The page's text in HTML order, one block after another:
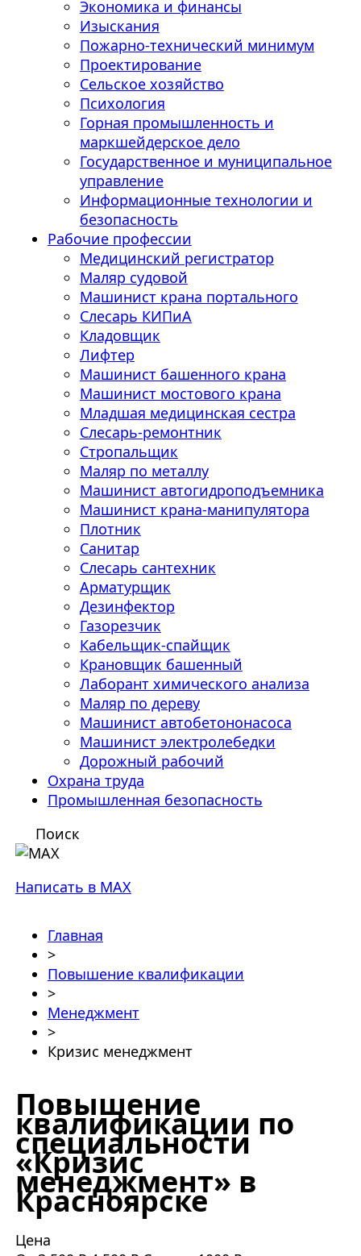
Экономика и финансы
Изыскания
Пожарно-технический минимум
Проектирование
Сельское хозяйство
Психология
Горная промышленность и
маркшейдерское дело
Государственное и муниципальное
управление
Информационные технологии и
безопасность
Рабочие профессии
Медицинский регистратор
Маляр судовой
Машинист крана портального
Слесарь КИПиА
Кладовщик
Лифтер
Машинист башенного крана
Машинист мостового крана
Младшая медицинская сестра
Слесарь-ремонтник
Стропальщик
Маляр по металлу
Машинист автогидроподъемника
Машинист крана-манипулятора
Плотник
Санитар
Слесарь сантехник
Арматурщик
Дезинфектор
Газорезчик
Кабельщик-спайщик
Крановщик башенный
Лаборант химического анализа
Маляр по дереву
Машинист автобетононасоса
Машинист электролебедки
Дорожный рабочий
Охрана труда
Промышленная безопасность
Поиск
Написать в MAX
Главная
>
Повышение квалификации
>
Менеджмент
>
Кризис менеджмент
Повышение
квалификации по
специальности
«Кризис
менеджмент» в
Красноярске
Цена